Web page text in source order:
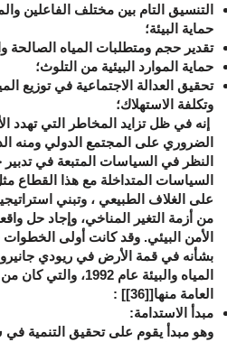
التنسيق التام بين مختلف الفاعلين
حماية البيئة؛
تقدير حجم ومتطلبات المياه الصالحة
حماية الموارد البيئية من التلوث؛
تحقيق العدالة الاجتماعية في توزيع
وتكلفة الاستهلاك؛
إنه في ظل تزايد المخاطر التي تهدد
الضروري على المجتمع الدولي ومنه
النظر في السياسات المتبعة في تدبير
السياسات المتداخلة مع هذا القطاع
على الغلاف الطبيعي ، وتبني
من أزمة التغير المناخي، وإجاد حل
الأمن البيئي. وقد كانت أولى الخطوات
المياه والبيئة عام
العامة منها[[36]
] :
مبدأ الاستدامة:
وهو مبدأ يقوم على تحقيق التنمية في